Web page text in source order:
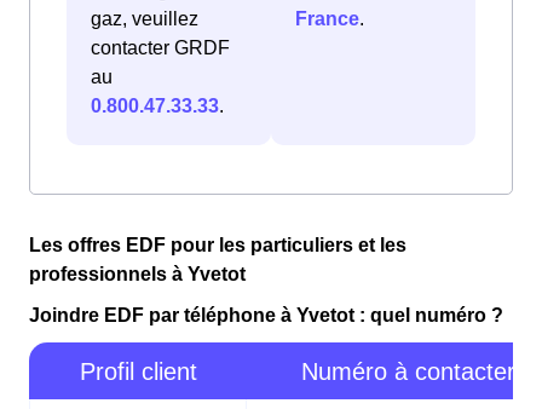
gaz, veuillez
contacter GRDF
au
0.800.47.33.33.
France.
Les offres EDF pour les particuliers et les
professionnels à Yvetot
Joindre EDF par téléphone à Yvetot : quel numéro ?
Profil client Numéro à contacter